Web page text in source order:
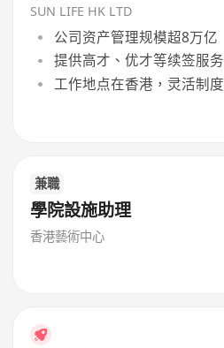
SUN LIFE HK LTD
公司资产管理规模超8万亿
提供高才、优才等续签服务
工作地点在香港，灵活制度
兼職
學院設施助理
香港藝術中心